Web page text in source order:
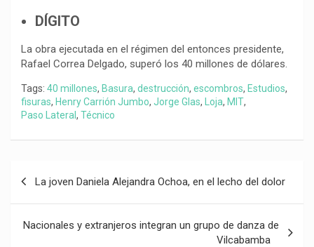
DÍGITO
La obra ejecutada en el régimen del entonces presidente,
Rafael Correa Delgado, superó los 40 millones de dólares.
Tags: 40 millones, Basura, destrucción, escombros, Estudios,
fisuras, Henry Carrión Jumbo, Jorge Glas, Loja, MIT,
Paso Lateral, Técnico
La joven Daniela Alejandra Ochoa, en el lecho del dolor
Nacionales y extranjeros integran un grupo de danza de
Vilcabamba